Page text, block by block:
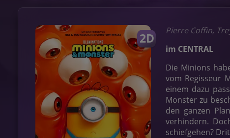
2D
Pierre Coffin,
im CENTRAL
Die Minions
vom Regisseur
einem dazu
Monster zu
den ganzen
verhindern.
schiefgehen?